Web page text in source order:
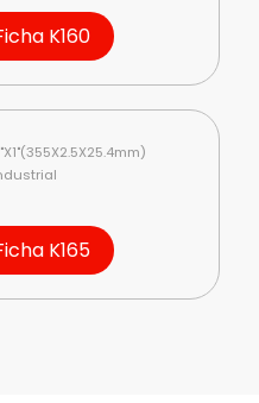
K160
K165